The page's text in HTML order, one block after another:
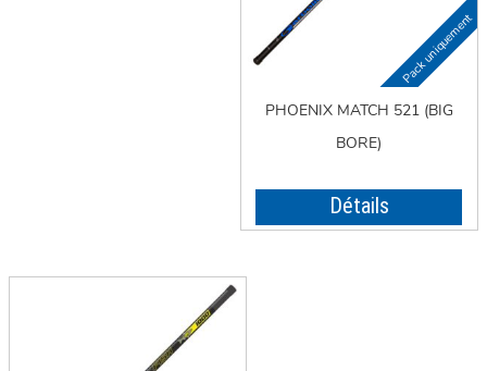
PHOENIX MATCH 521 (BIG
BORE)
Détails